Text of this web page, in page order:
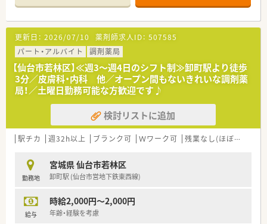
更新日： 2026/07/10 薬剤師求人ID： 507585
パート・アルバイト
調剤薬局
【仙台市若林区】≪週3～週4日のシフト制≫卸町駅より徒歩
3分／皮膚科・内科 他／オープン間もないきれいな調剤薬
局！／土曜日勤務可能な方歓迎です♪
検討リストに追加
駅チカ 週32h以上 ブランク可 Ｗワーク可 残業なし(ほぼなし含む)
勤務地
宮城県 仙台市若林区
卸町駅 (仙台市営地下鉄東西線)
給与
時給2,000円～2,000円
年齢・経験を考慮